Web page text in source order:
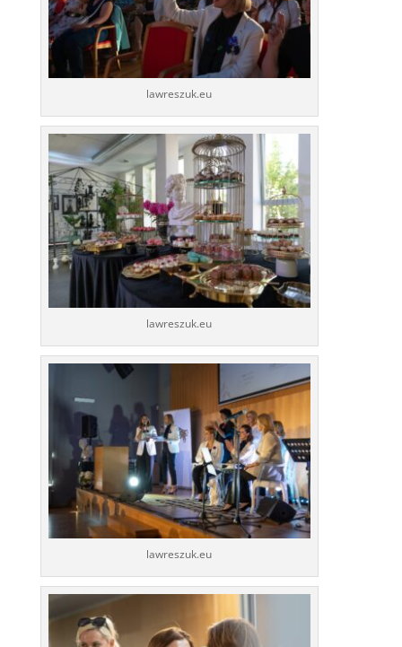
lawreszuk.eu
lawreszuk.eu
lawreszuk.eu